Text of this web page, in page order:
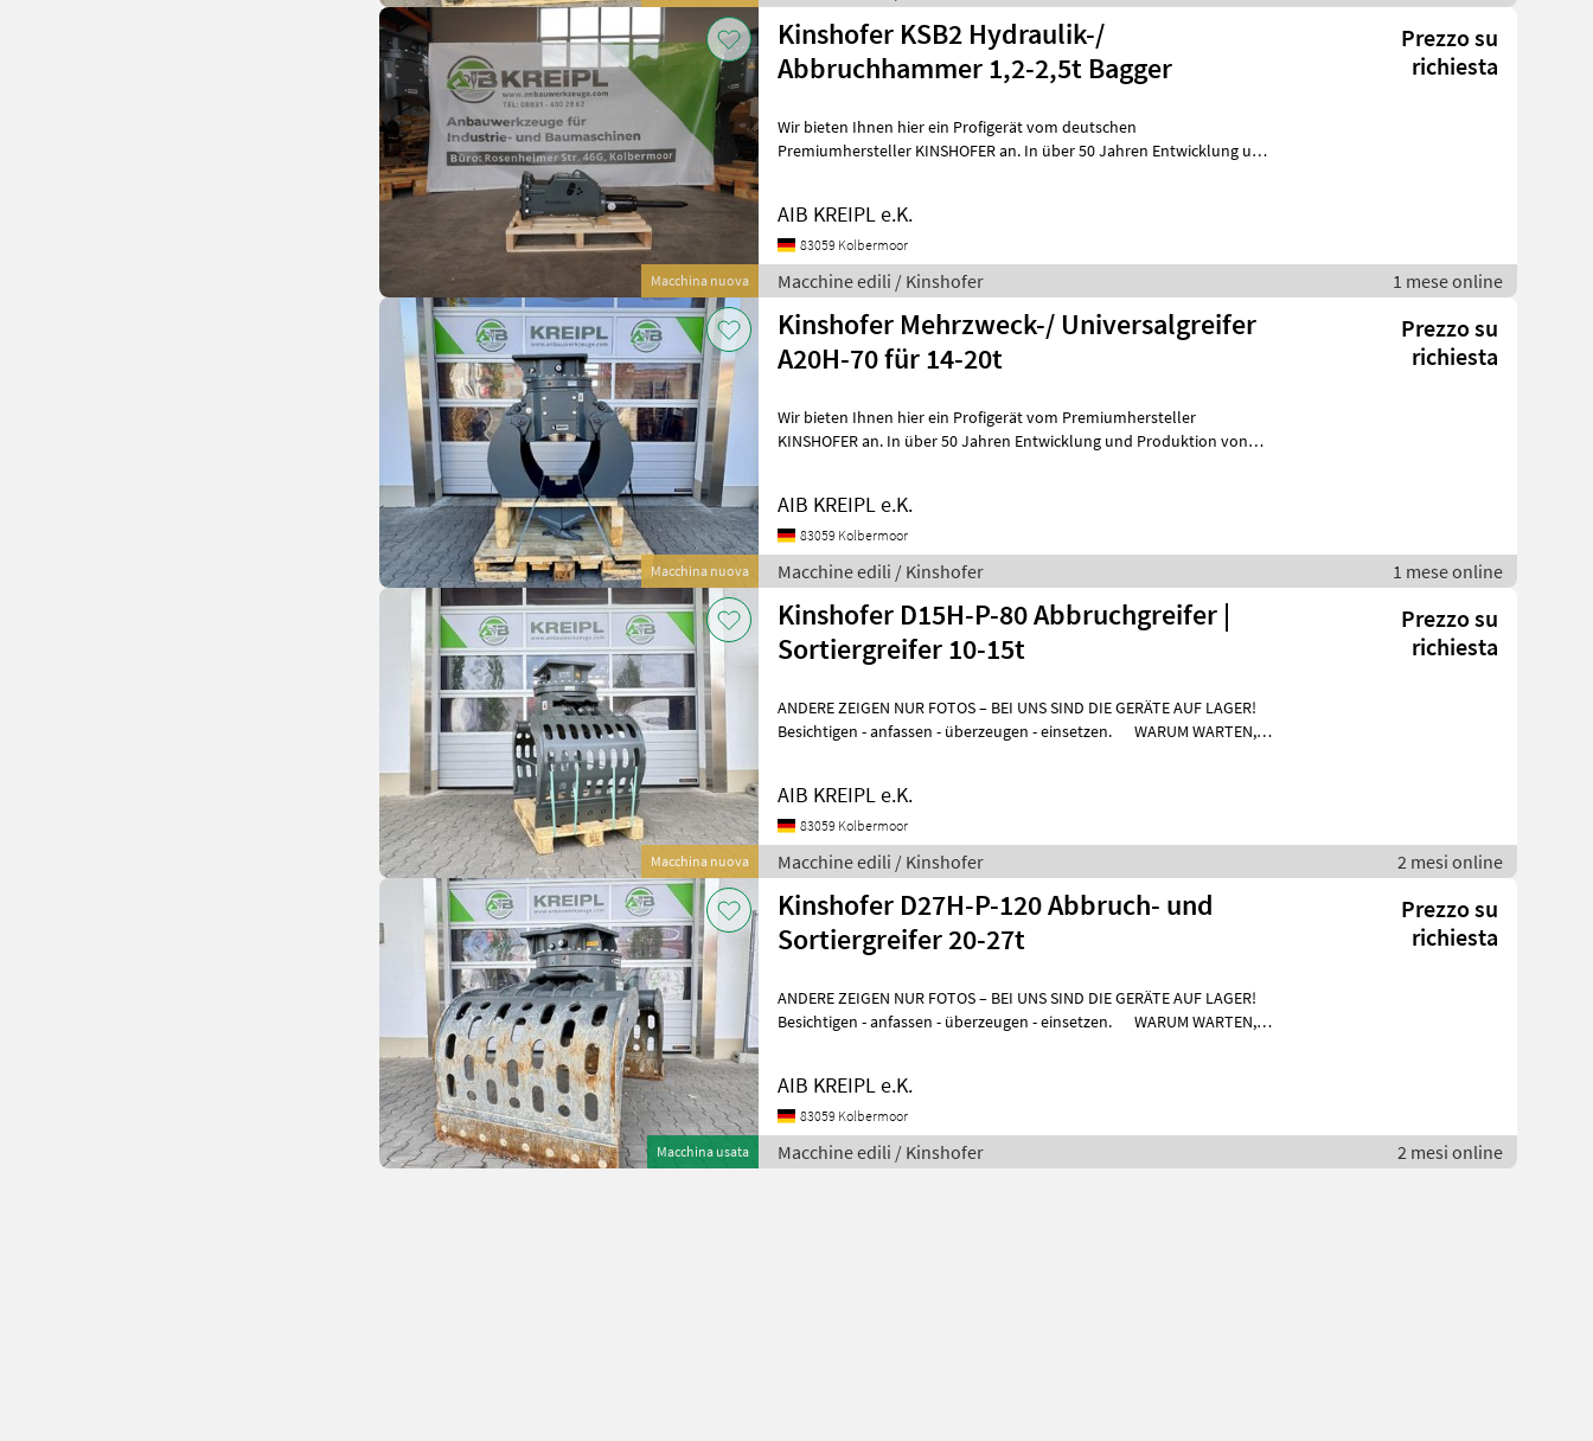
Macchina nuova
Kinshofer KSB2 Hydraulik-/
Abbruchhammer 1,2-2,5t Bagger
Prezzo su
richiesta
Wir bieten Ihnen hier ein Profigerät vom deutschen
Premiumhersteller KINSHOFER an. In über 50 Jahren Entwicklung und
AIB KREIPL e.K.
83059 Kolbermoor
Macchine edili / Kinshofer 1 mese online
Macchina nuova
Kinshofer Mehrzweck-/ Universalgreifer
A20H-70 für 14-20t
Prezzo su
richiesta
Wir bieten Ihnen hier ein Profigerät vom Premiumhersteller
KINSHOFER an. In über 50 Jahren Entwicklung und Produktion von
AIB KREIPL e.K.
83059 Kolbermoor
Macchine edili / Kinshofer 1 mese online
Macchina nuova
Kinshofer D15H-P-80 Abbruchgreifer |
Sortiergreifer 10-15t
Prezzo su
richiesta
ANDERE ZEIGEN NUR FOTOS – BEI UNS SIND DIE GERÄTE AUF LAGER!
Besichtigen - anfassen - überzeugen - einsetzen. WARUM WARTEN,
AIB KREIPL e.K.
83059 Kolbermoor
Macchine edili / Kinshofer 2 mesi online
Macchina usata
Kinshofer D27H-P-120 Abbruch- und
Sortiergreifer 20-27t
Prezzo su
richiesta
ANDERE ZEIGEN NUR FOTOS – BEI UNS SIND DIE GERÄTE AUF LAGER!
Besichtigen - anfassen - überzeugen - einsetzen. WARUM WARTEN,
AIB KREIPL e.K.
83059 Kolbermoor
Macchine edili / Kinshofer 2 mesi online